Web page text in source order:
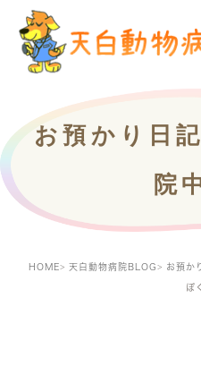
お預かり日
院
HOME 天白動物病院BLOG お預か
ぽ